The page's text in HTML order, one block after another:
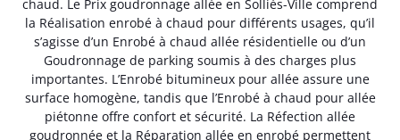
chaud. Le Prix goudronnage allée en Solliès-Ville comprend
la Réalisation enrobé à chaud pour différents usages, qu’il
s’agisse d’un Enrobé à chaud allée résidentielle ou d’un
Goudronnage de parking soumis à des charges plus
importantes. L’Enrobé bitumineux pour allée assure une
surface homogène, tandis que l’Enrobé à chaud pour allée
piétonne offre confort et sécurité. La Réfection allée
goudronnée et la Réparation allée en enrobé permettent